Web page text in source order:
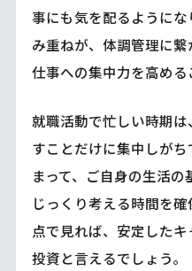
事にも気を配るように
み重ねが、体調管理に繋
仕事への集中力を高める
就職活動で忙しい時期
すことだけに集中しが
まって、ご自身の生活
じっくり考える時間を
点で見れば、安定した
投資と言えるでしょう。